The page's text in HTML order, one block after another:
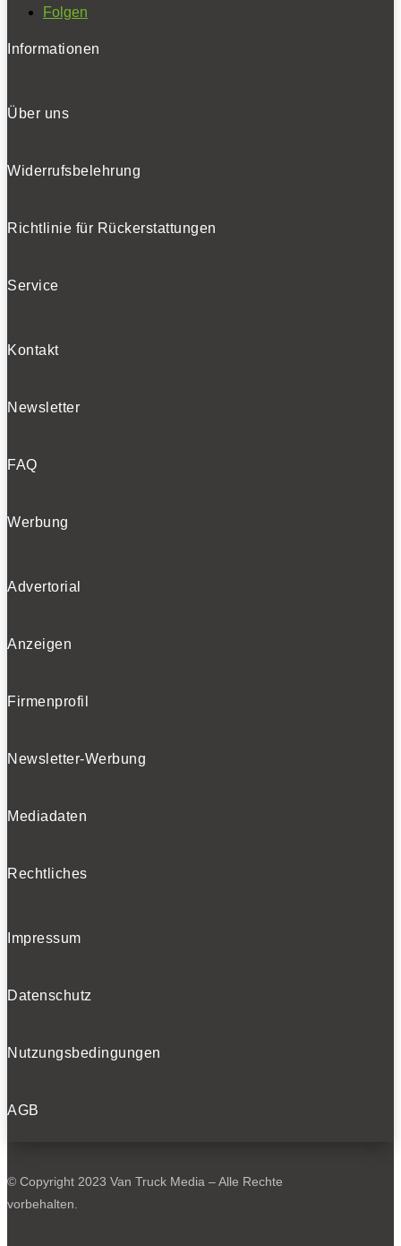
Folgen
Informationen
Über uns
Widerrufsbelehrung
Richtlinie für Rückerstattungen
Service
Kontakt
Newsletter
FAQ
Werbung
Advertorial
Anzeigen
Firmenprofil
Newsletter-Werbung
Mediadaten
Rechtliches
Impressum
Datenschutz
Nutzungsbedingungen
AGB
© Copyright 2023 Van Truck Media – Alle Rechte
vorbehalten.